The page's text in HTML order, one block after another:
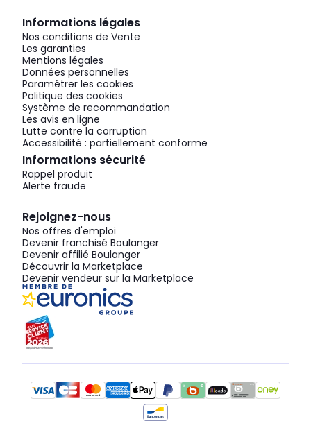
Informations légales
Nos conditions de Vente
Les garanties
Mentions légales
Données personnelles
Paramétrer les cookies
Politique des cookies
Système de recommandation
Les avis en ligne
Lutte contre la corruption
Accessibilité : partiellement conforme
Informations sécurité
Rappel produit
Alerte fraude
Rejoignez-nous
Nos offres d'emploi
Devenir franchisé Boulanger
Devenir affilié Boulanger
Découvrir la Marketplace
Devenir vendeur sur la Marketplace